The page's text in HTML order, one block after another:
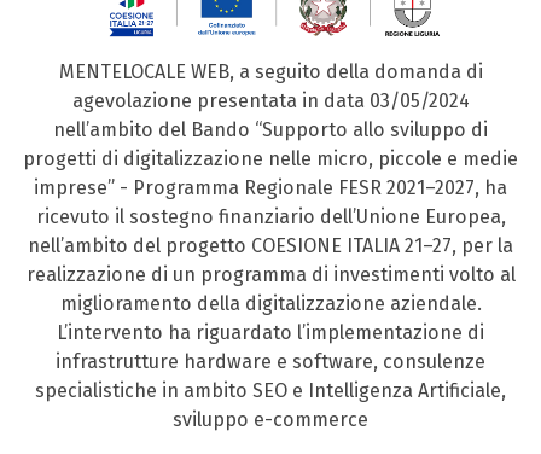
MENTELOCALE WEB, a seguito della domanda di
agevolazione presentata in data 03/05/2024
nell’ambito del Bando “Supporto allo sviluppo di
progetti di digitalizzazione nelle micro, piccole e medie
imprese” - Programma Regionale FESR 2021–2027, ha
ricevuto il sostegno finanziario dell’Unione Europea,
nell’ambito del progetto COESIONE ITALIA 21–27, per la
realizzazione di un programma di investimenti volto al
miglioramento della digitalizzazione aziendale.
L’intervento ha riguardato l’implementazione di
infrastrutture hardware e software, consulenze
specialistiche in ambito SEO e Intelligenza Artificiale,
sviluppo e-commerce